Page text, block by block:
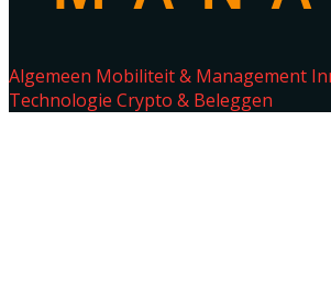
Algemeen Mobiliteit & Management
Technologie Crypto & Beleggen